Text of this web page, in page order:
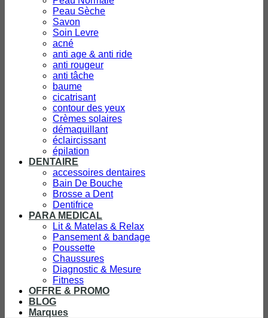
Peau Sèche
Savon
Soin Levre
acné
anti age & anti ride
anti rougeur
anti tâche
baume
cicatrisant
contour des yeux
Crèmes solaires
démaquillant
éclaircissant
épilation
DENTAIRE
accessoires dentaires
Bain De Bouche
Brosse a Dent
Dentifrice
PARA MEDICAL
Lit & Matelas & Relax
Pansement & bandage
Poussette
Chaussures
Diagnostic & Mesure
Fitness
OFFRE & PROMO
BLOG
Marques